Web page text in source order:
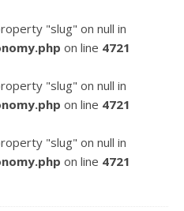
"slug" on null in
on line 4721
"slug" on null in
on line 4721
"slug" on null in
on line 4721